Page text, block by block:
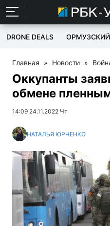
DRONE DEALS
Главная » Новости »
Оккупанты
обмене
14:09 24.11.2022 Чт
НАТАЛЬЯ ЮРЧЕНКО